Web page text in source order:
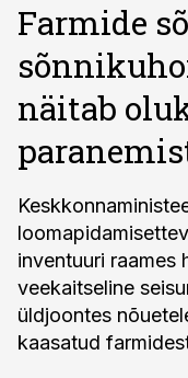
Farmide
näitab
inventuuri raames
veekaitseline
üldjoontes
kaasatud